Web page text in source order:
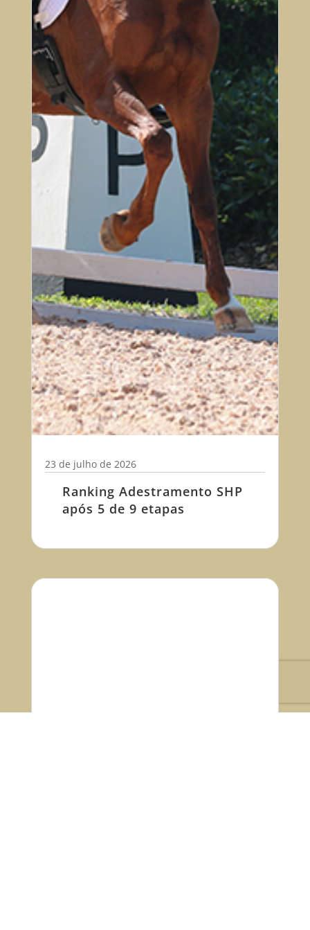
Ranking Adestramento SHP
após 5 de 9 etapas
23 de julho de 2026